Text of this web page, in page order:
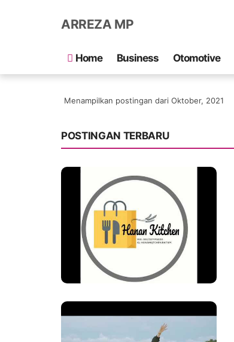
ARREZA MP
Home Business Otomotive
Menampilkan postingan dari Oktober, 2021
POSTINGAN TERBARU